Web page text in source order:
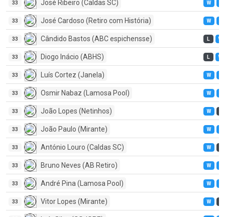
33 José Ribeiro (Caldas SC) W
33 José Cardoso (Retiro com História) W
33 Cândido Bastos (ABC espichensse) L W
33 Diogo Inácio (ABHS) L W
33 Luís Cortez (Janela) W
33 Osmir Nabaz (Lamosa Pool) W
33 João Lopes (Netinhos) W
33 João Paulo (Mirante) W
33 António Louro (Caldas SC) W
33 Bruno Neves (AB Retiro) W
33 André Pina (Lamosa Pool) W
33 Vitor Lopes (Mirante) W